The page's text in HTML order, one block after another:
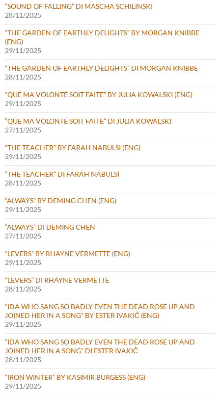
“SOUND OF FALLING” DI MASCHA SCHILINSKI
28/11/2025
“THE GARDEN OF EARTHLY DELIGHTS” BY MORGAN KNIBBE
(ENG)
29/11/2025
“THE GARDEN OF EARTHLY DELIGHTS” DI MORGAN KNIBBE
28/11/2025
“QUE MA VOLONTÉ SOIT FAITE” BY JULIA KOWALSKI (ENG)
29/11/2025
“QUE MA VOLONTÉ SOIT FAITE” DI JULIA KOWALSKI
27/11/2025
“THE TEACHER” BY FARAH NABULSI (ENG)
29/11/2025
“THE TEACHER” DI FARAH NABULSI
28/11/2025
“ALWAYS” BY DEMING CHEN (ENG)
29/11/2025
“ALWAYS” DI DEMING CHEN
27/11/2025
“LEVERS” BY RHAYNE VERMETTE (ENG)
29/11/2025
“LEVERS” DI RHAYNE VERMETTE
28/11/2025
“IDA WHO SANG SO BADLY EVEN THE DEAD ROSE UP AND
JOINED HER IN A SONG” BY ESTER IVAKIČ (ENG)
29/11/2025
“IDA WHO SANG SO BADLY EVEN THE DEAD ROSE UP AND
JOINED HER IN A SONG” DI ESTER IVAKIČ
28/11/2025
“IRON WINTER” BY KASIMIR BURGESS (ENG)
29/11/2025